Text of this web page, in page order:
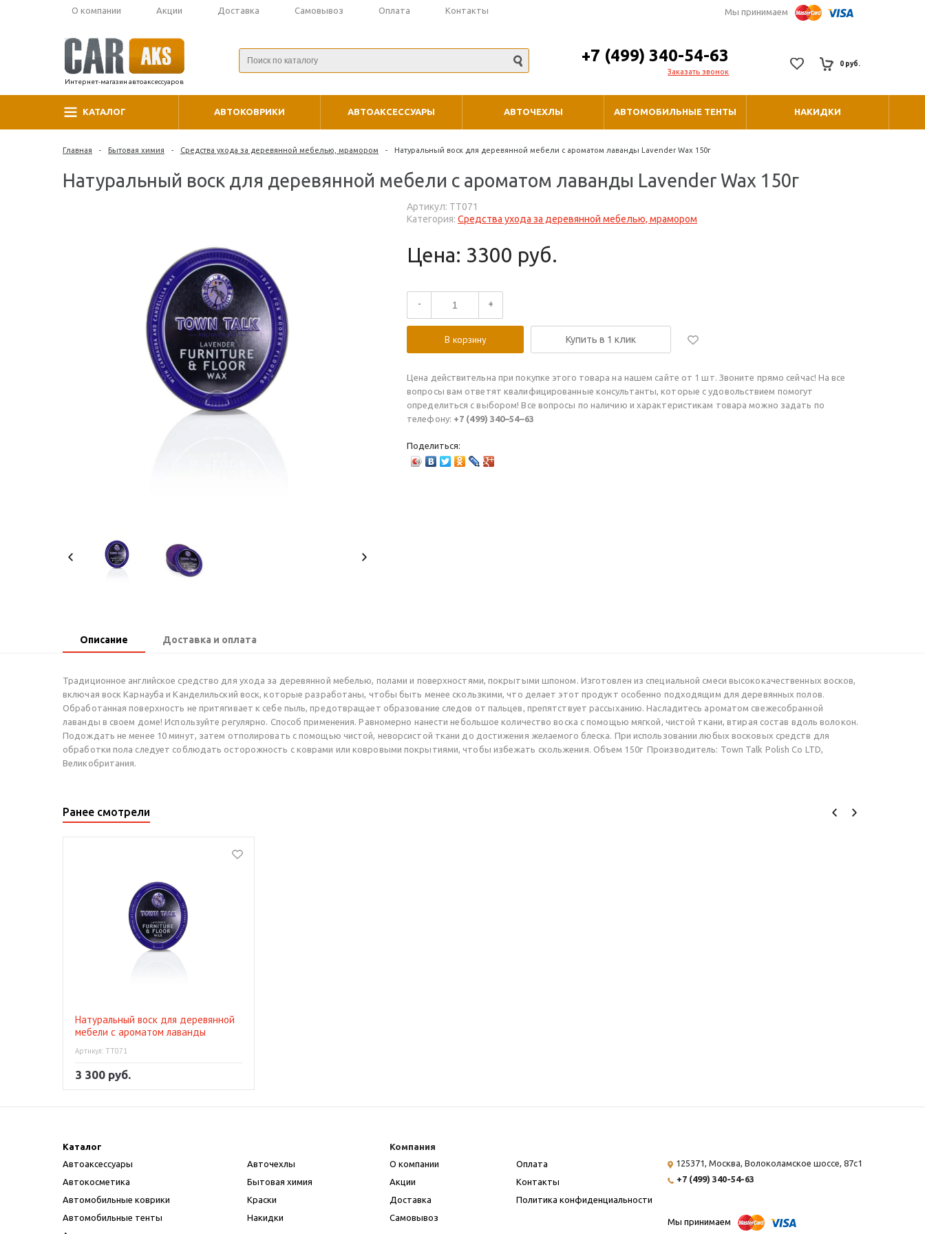
О компании Акции Доставка Самовывоз Оплата Контакты Мы принимаем
Интернет-магазин автоаксессуаров
+7 (499) 340-54-63
Заказать звонок
0 руб.
КАТАЛОГ АВТОКОВРИКИ АВТОАКСЕССУАРЫ АВТОЧЕХЛЫ АВТОМОБИЛЬНЫЕ ТЕНТЫ НАКИДКИ
Главная - Бытовая химия - Средства ухода за деревянной мебелью, мрамором - Натуральный воск для деревянной мебели с ароматом лаванды Lavender Wax 150г
Натуральный воск для деревянной мебели с ароматом лаванды Lavender Wax 150г
Артикул: TT071
Категория: Средства ухода за деревянной мебелью, мрамором
Цена: 3300 руб.
- +
В корзину Купить в 1 клик
Цена действительна при покупке этого товара на нашем сайте от 1 шт. Звоните прямо сейчас! На все
вопросы вам ответят квалифицированные консультанты, которые с удовольствием помогут
определиться с выбором! Все вопросы по наличию и характеристикам товара можно задать по
телефону: +7 (499) 340–54–63
Поделиться:
Описание Доставка и оплата
Традиционное английское средство для ухода за деревянной мебелью, полами и поверхностями, покрытыми шпоном. Изготовлен из специальной смеси высококачественных восков,
включая воск Карнауба и Канделильский воск, которые разработаны, чтобы быть менее скользкими, что делает этот продукт особенно подходящим для деревянных полов.
Обработанная поверхность не притягивает к себе пыль, предотвращает образование следов от пальцев, препятствует рассыханию. Насладитесь ароматом свежесобранной
лаванды в своем доме! Используйте регулярно. Способ применения. Равномерно нанести небольшое количество воска с помощью мягкой, чистой ткани, втирая состав вдоль волокон.
Подождать не менее 10 минут, затем отполировать с помощью чистой, неворсистой ткани до достижения желаемого блеска. При использовании любых восковых средств для
обработки пола следует соблюдать осторожность с коврами или ковровыми покрытиями, чтобы избежать скольжения. Объем 150г Производитель: Town Talk Polish Co LTD,
Великобритания.
Ранее смотрели
Натуральный воск для деревянной
мебели с ароматом лаванды
Артикул: TT071
3 300 руб.
Каталог
Автоаксессуары
Автокосметика
Автомобильные коврики
Автомобильные тенты
Авточехлы
Бытовая химия
Краски
Накидки
Компания
О компании
Акции
Доставка
Самовывоз
Оплата
Контакты
Политика конфиденциальности
125371, Москва, Волоколамское шоссе, 87с1
+7 (499) 340-54-63
Мы принимаем